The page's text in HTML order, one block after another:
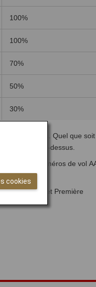
100%
100%
70%
50%
30%
ci-dessus. Quel que soit
ci-dessus.
avec des numéros de vol
et Première
cookies